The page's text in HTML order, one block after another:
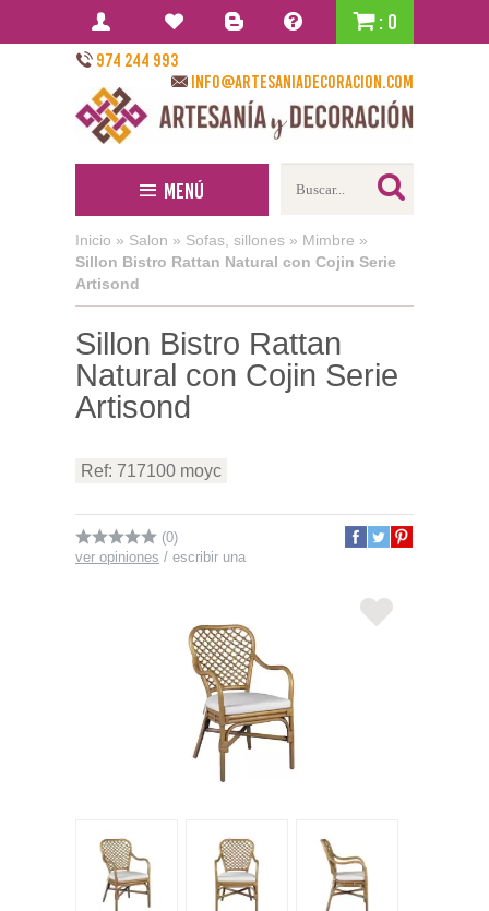
: 0
974 244 993
info@artesaniadecoracion.com
Menú
Inicio » Salon » Sofas, sillones » Mimbre »
Sillon Bistro Rattan Natural con Cojin Serie
Artisond
Sillon Bistro Rattan
Natural con Cojin Serie
Artisond
Ref: 717100 moyc
(0)
ver opiniones / escribir una